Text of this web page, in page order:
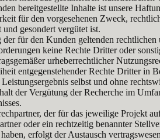
bereitgestellte Inhalte ist unsere
für den vorgesehenen Zweck,
gesondert vergütet ist.
für den Kunden geltenden
keine Rechte Dritter oder
urheberrechtlicher
entgegenstehender Rechte Dritter in
selbst und ohne
der Vergütung der Recherche im
der für das jeweilige Projekt
oder ein rechtzeitig benannter
erfolgt der Austausch